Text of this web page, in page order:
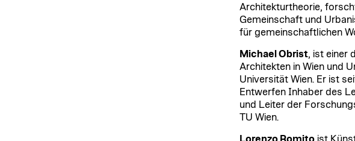
Architekturtheorie,
Gemeinschaft und
für gemeinschaftlichen
Michael Obrist, ist einer
Architekten in Wien und
Universität Wien. Er ist
Entwerfen Inhaber des
und Leiter der
TU Wien.